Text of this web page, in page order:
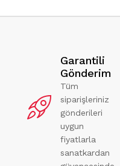
Garantili
Gönderim
Tüm
siparişleriniz
gönderileri
uygun
fiyatlarla
sanatkardan